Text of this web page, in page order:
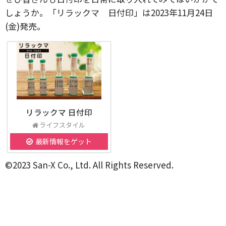
しょうか。「リラックマ 日付印」は2023年11月24日
(金)発売。
リラックマ 日付印
ライフスタイル
最新情報をゲット
©2023 San-X Co., Ltd. All Rights Reserved.